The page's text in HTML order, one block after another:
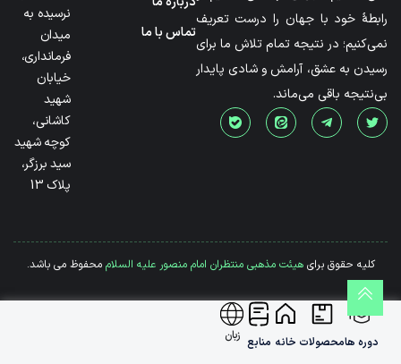
رابطۀ خود با جهان را درست تعریف
نمی‌کنیم؛ در نتیجه تمام تلاش ما برای
رسیدن به عشق، آرامش و شادی پایدار
بی‌نتیجه باقی می‌ماند.
تماس با ما
نرسیده به
میدان
فرمانداری،
خیابان
شهید
کاشانی،
کوچه شهید
سید برزگر،
پلاک 13
کلیه حقوق برایهیئت مذهبی منتظران امام منصور علیه السلاممحفوظ می باشد.
دوره هامحصولات خانه منابع زبان